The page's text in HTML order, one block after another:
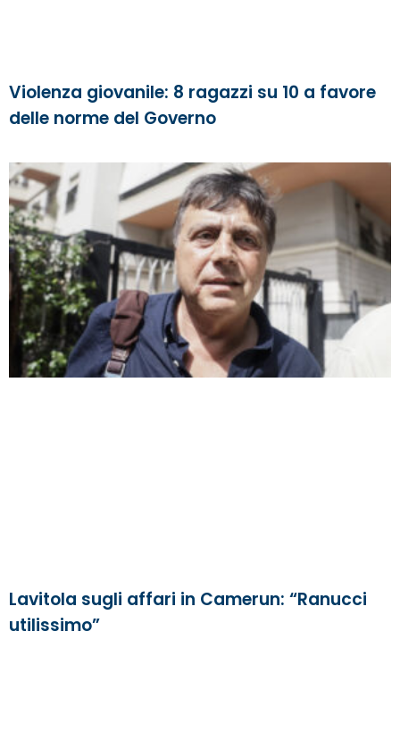
Violenza giovanile: 8 ragazzi su 10 a favore
delle norme del Governo
Lavitola sugli affari in Camerun: “Ranucci
utilissimo”